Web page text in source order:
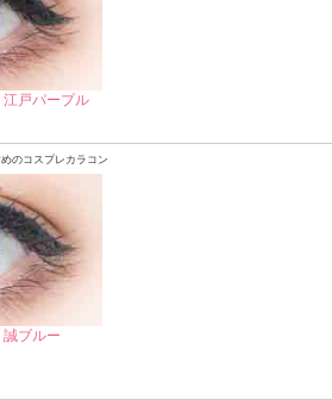
戸パープル
のコスプレカラコン
ブルー